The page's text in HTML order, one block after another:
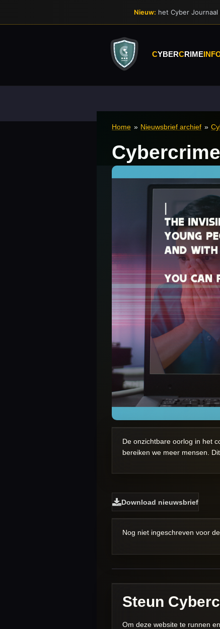
CYBERCRIME
Home » Nieuwsbrief archief »
De onzichtbare oorlog in het
bereiken we meer mensen.
Download nieuwsbrief
Nog niet ingeschreven voor
Steun
Om deze website te runnen
Nieuw: het Cyber